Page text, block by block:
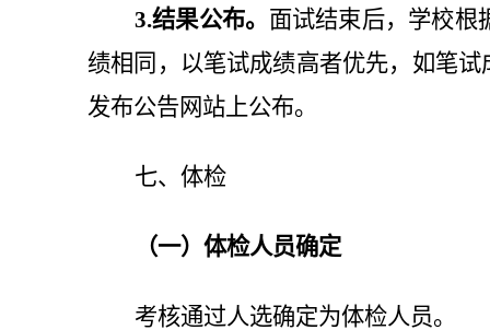
3.结果公布。 面试结束后，学校根
绩相同，以笔试成绩高者优先，如笔
发布公告网站上公布。
七、体检
（一）体检人员确定
考核通过人选确定为体检人员。